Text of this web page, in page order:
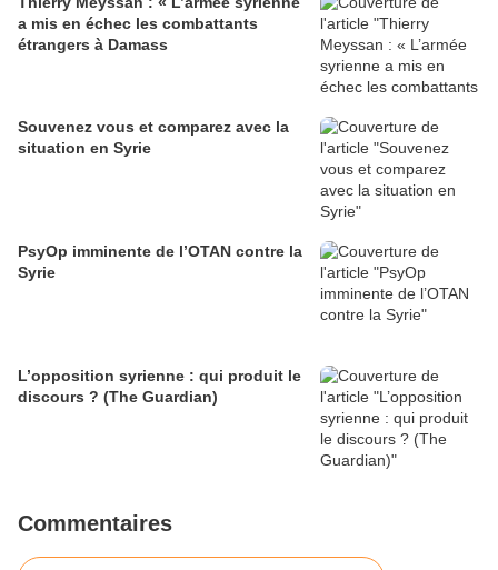
a mis en échec les combattants
étrangers à Damass
Souvenez vous et comparez avec la
situation en Syrie
PsyOp imminente de l’OTAN contre la
Syrie
L’opposition syrienne : qui produit le
discours ? (The Guardian)
Commentaires